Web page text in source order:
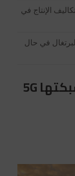
الإنتاج في
والبرتغال في حال
المملكة المتحدة تفتح شبكتها 5G